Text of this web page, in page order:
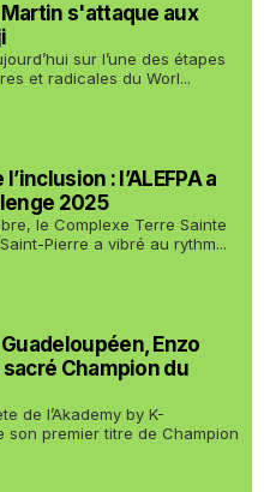
s'attaque aux
sur l’une des étapes
et radicales du Worl...
: l’ALEFPA a
2025
le Complexe Terre Sainte
Pierre a vibré au rythm...
Enzo
Champion du
de l’Akademy by K-
son premier titre de Champion